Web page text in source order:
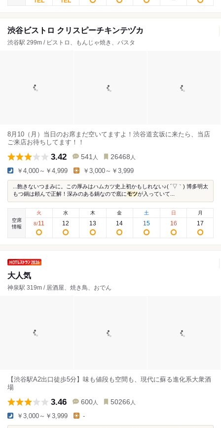
渋谷ビストロ クリスピーチキンテヅカ
渋谷駅 299m / ビストロ、もんじゃ焼き、パスタ
8月10（月）当日のお席まだ空いてますよ！渋谷道玄坂に来たら、当店
ご来店お待ちしてます！！
3.42 541 人 26468 人
￥4,000～￥4,999 ￥3,000～￥3,999
...飽きないつまみに。この厚みはハムカツ史上初かもしれない♪( ´▽｀) 博多明太
もつ鍋は頼んで正解！深みのある鍋なので底にモツが入っていて...
空席
情報
火
8/11
水
12
木
13
金
14
土
15
日
16
月
17
大人気
神泉駅 319m / 居酒屋、焼き鳥、おでん
【渋谷駅A2出口徒歩5分】味も値段も空間も、現代に蘇る進化系大衆酒
場
3.46 600 人 50266 人
￥3,000～￥3,999 -